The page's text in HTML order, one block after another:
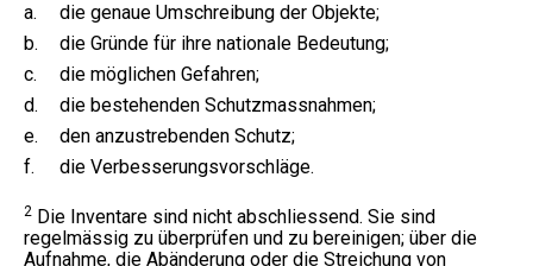
a.
die genaue Umschreibung der Objekte;
b.
die Gründe für ihre nationale Bedeutung;
c.
die möglichen Gefahren;
d.
die bestehenden Schutzmassnahmen;
e.
den anzustrebenden Schutz;
f.
die Verbesserungsvorschläge.
2 Die Inventare sind nicht abschliessend. Sie sind
regelmässig zu überprüfen und zu bereinigen; über die
Aufnahme, die Abänderung oder die Streichung von